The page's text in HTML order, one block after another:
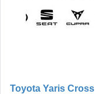
Toyota Yaris Cross